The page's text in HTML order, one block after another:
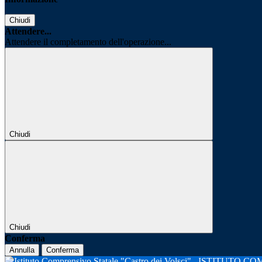
Chiudi
Attendere...
Attendere il completamento dell'operazione...
Chiudi
Chiudi
Conferma
Annulla Conferma